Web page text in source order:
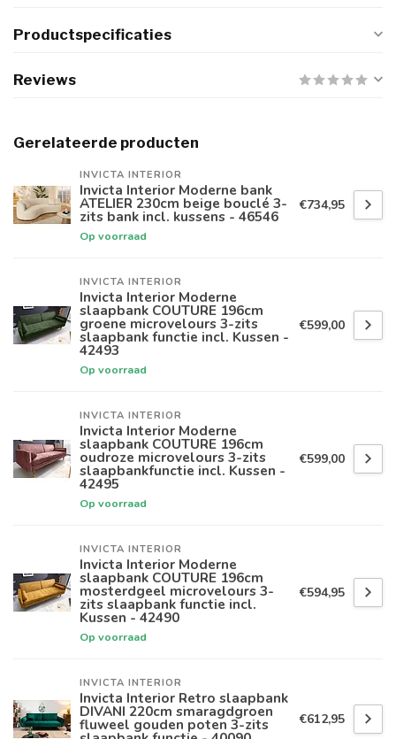
Productspecificaties
Reviews
Gerelateerde producten
INVICTA INTERIOR
Invicta Interior Moderne bank
ATELIER 230cm beige bouclé 3-
zits bank incl. kussens - 46546
Op voorraad
€734,95
INVICTA INTERIOR
Invicta Interior Moderne
slaapbank COUTURE 196cm
groene microvelours 3-zits
slaapbank functie incl. Kussen -
42493
Op voorraad
€599,00
INVICTA INTERIOR
Invicta Interior Moderne
slaapbank COUTURE 196cm
oudroze microvelours 3-zits
slaapbankfunctie incl. Kussen -
42495
Op voorraad
€599,00
INVICTA INTERIOR
Invicta Interior Moderne
slaapbank COUTURE 196cm
mosterdgeel microvelours 3-
zits slaapbank functie incl.
Kussen - 42490
Op voorraad
€594,95
INVICTA INTERIOR
Invicta Interior Retro slaapbank
DIVANI 220cm smaragdgroen
fluweel gouden poten 3-zits €612,95